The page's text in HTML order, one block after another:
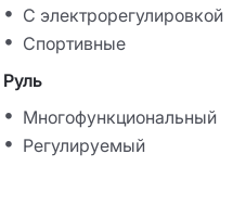
С электрорегулировкой
Спортивные
Руль
Многофункциональный
Регулируемый